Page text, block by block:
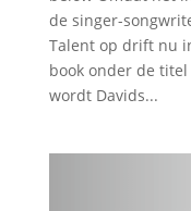
de singer-
Talent op drift nu
book onder de
wordt Davids...